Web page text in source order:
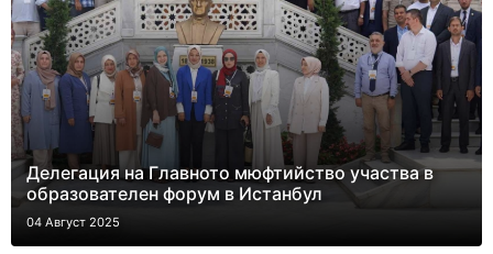
Делегация на Главното мюфтийство участва в
образователен форум в Истанбул
04 Август 2025